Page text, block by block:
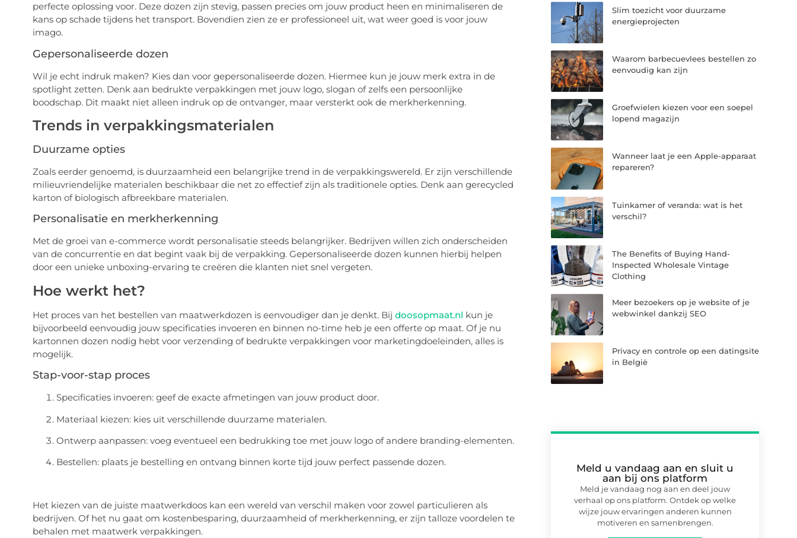
perfecte oplossing voor. Deze dozen zijn stevig, passen precies om jouw product heen en minimaliseren de
kans op schade tijdens het transport. Bovendien zien ze er professioneel uit, wat weer goed is voor jouw
imago.
Gepersonaliseerde dozen
Wil je echt indruk maken? Kies dan voor gepersonaliseerde dozen. Hiermee kun je jouw merk extra in de
spotlight zetten. Denk aan bedrukte verpakkingen met jouw logo, slogan of zelfs een persoonlijke
boodschap. Dit maakt niet alleen indruk op de ontvanger, maar versterkt ook de merkherkenning.
Trends in verpakkingsmaterialen
Duurzame opties
Zoals eerder genoemd, is duurzaamheid een belangrijke trend in de verpakkingswereld. Er zijn verschillende
milieuvriendelijke materialen beschikbaar die net zo effectief zijn als traditionele opties. Denk aan gerecycled
karton of biologisch afbreekbare materialen.
Personalisatie en merkherkenning
Met de groei van e-commerce wordt personalisatie steeds belangrijker. Bedrijven willen zich onderscheiden
van de concurrentie en dat begint vaak bij de verpakking. Gepersonaliseerde dozen kunnen hierbij helpen
door een unieke unboxing-ervaring te creëren die klanten niet snel vergeten.
Hoe werkt het?
Het proces van het bestellen van maatwerkdozen is eenvoudiger dan je denkt. Bij doosopmaat.nl kun je
bijvoorbeeld eenvoudig jouw specificaties invoeren en binnen no-time heb je een offerte op maat. Of je nu
kartonnen dozen nodig hebt voor verzending of bedrukte verpakkingen voor marketingdoeleinden, alles is
mogelijk.
Stap-voor-stap proces
Specificaties invoeren: geef de exacte afmetingen van jouw product door.
Materiaal kiezen: kies uit verschillende duurzame materialen.
Ontwerp aanpassen: voeg eventueel een bedrukking toe met jouw logo of andere branding-elementen.
Bestellen: plaats je bestelling en ontvang binnen korte tijd jouw perfect passende dozen.
Het kiezen van de juiste maatwerkdoos kan een wereld van verschil maken voor zowel particulieren als
bedrijven. Of het nu gaat om kostenbesparing, duurzaamheid of merkherkenning, er zijn talloze voordelen te
behalen met maatwerk verpakkingen.
Slim toezicht voor duurzame
energieprojecten
Waarom barbecuevlees bestellen zo
eenvoudig kan zijn
Groefwielen kiezen voor een soepel
lopend magazijn
Wanneer laat je een Apple-apparaat
repareren?
Tuinkamer of veranda: wat is het
verschil?
The Benefits of Buying Hand-
Inspected Wholesale Vintage
Clothing
Meer bezoekers op je website of je
webwinkel dankzij SEO
Privacy en controle op een datingsite
in België
Meld u vandaag aan en sluit u
aan bij ons platform
Meld je vandaag nog aan en deel jouw
verhaal op ons platform. Ontdek op welke
wijze jouw ervaringen anderen kunnen
motiveren en samenbrengen.